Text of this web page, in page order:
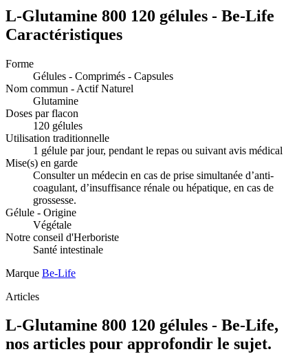
L-Glutamine 800 120 gélules - Be-Life
Caractéristiques
Forme
Gélules - Comprimés - Capsules
Nom commun - Actif Naturel
Glutamine
Doses par flacon
120 gélules
Utilisation traditionnelle
1 gélule par jour, pendant le repas ou suivant avis médical
Mise(s) en garde
Consulter un médecin en cas de prise simultanée d’anti-
coagulant, d’insuffisance rénale ou hépatique, en cas de
grossesse.
Gélule - Origine
Végétale
Notre conseil d'Herboriste
Santé intestinale
Marque Be-Life
Articles
L-Glutamine 800 120 gélules - Be-Life,
nos articles pour approfondir le sujet.